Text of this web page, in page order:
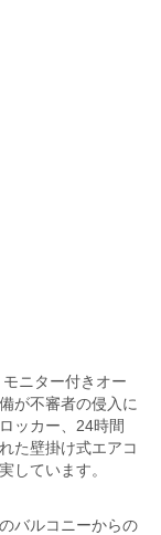
ニター付きオー
が不審者の侵入に
ッカー、24時間
た壁掛け式エアコ
しています。
バルコニーからの